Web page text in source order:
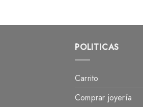
POLITICAS
Carrito
Comprar joyería